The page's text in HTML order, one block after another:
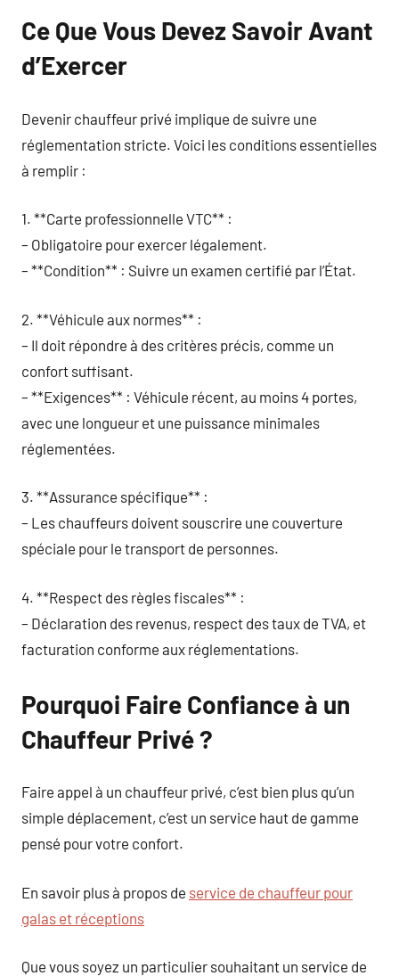
Ce Que Vous Devez Savoir Avant
d’Exercer
Devenir chauffeur privé implique de suivre une
réglementation stricte. Voici les conditions essentielles
à remplir :
1. **Carte professionnelle VTC** :
– Obligatoire pour exercer légalement.
– **Condition** : Suivre un examen certifié par l’État.
2. **Véhicule aux normes** :
– Il doit répondre à des critères précis, comme un
confort suffisant.
– **Exigences** : Véhicule récent, au moins 4 portes,
avec une longueur et une puissance minimales
réglementées.
3. **Assurance spécifique** :
– Les chauffeurs doivent souscrire une couverture
spéciale pour le transport de personnes.
4. **Respect des règles fiscales** :
– Déclaration des revenus, respect des taux de TVA, et
facturation conforme aux réglementations.
Pourquoi Faire Confiance à un
Chauffeur Privé ?
Faire appel à un chauffeur privé, c’est bien plus qu’un
simple déplacement, c’est un service haut de gamme
pensé pour votre confort.
En savoir plus à propos de service de chauffeur pour
galas et réceptions
Que vous soyez un particulier souhaitant un service de